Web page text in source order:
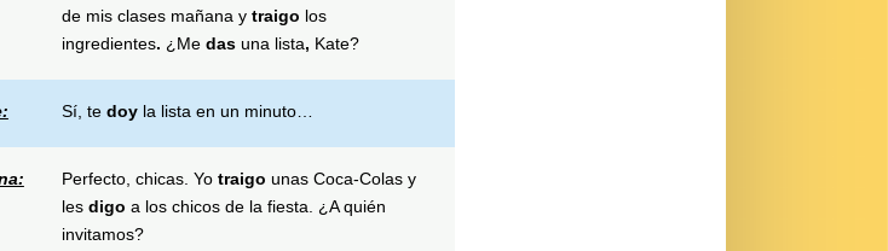
de mis clases mañana ytraigo los
ingredientes. ¿Medas una lista, Kate?
Sí, te doyla lista en un minuto…
Perfecto, chicas. Yo traigo unas Coca-Colas y
les digo a los chicos de la fiesta. ¿A quién
invitamos?